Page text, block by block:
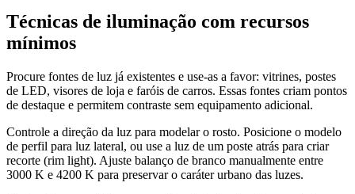
Técnicas de iluminação com recursos
mínimos
Procure fontes de luz já existentes e use-as a favor: vitrines, postes
de LED, visores de loja e faróis de carros. Essas fontes criam pontos
de destaque e permitem contraste sem equipamento adicional.
Controle a direção da luz para modelar o rosto. Posicione o modelo
de perfil para luz lateral, ou use a luz de um poste atrás para criar
recorte (rim light). Ajuste balanço de branco manualmente entre
3000 K e 4200 K para preservar o caráter urbano das luzes.